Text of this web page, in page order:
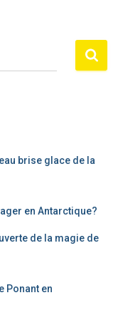
brise glace de la
en Antarctique?
de la magie de
Ponant en